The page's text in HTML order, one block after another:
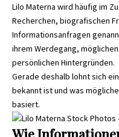
Lilo Materna wird häufig im
Recherchen, biografischen
Informationsanfragen
ihrem Werdegang,
persönlichen Hintergründen.
Gerade deshalb lohnt sich
bekannt ist und was
basiert.
Wie